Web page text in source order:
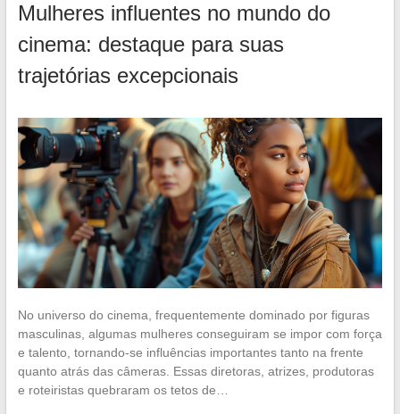
Mulheres influentes no mundo do
cinema: destaque para suas
trajetórias excepcionais
No universo do cinema, frequentemente dominado por figuras
masculinas, algumas mulheres conseguiram se impor com força
e talento, tornando-se influências importantes tanto na frente
quanto atrás das câmeras. Essas diretoras, atrizes, produtoras
e roteiristas quebraram os tetos de…